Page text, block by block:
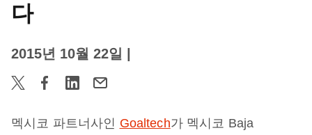
다
2015년 10월 22일
멕시코 파트너사인 Goaltech가 멕시코 Baja